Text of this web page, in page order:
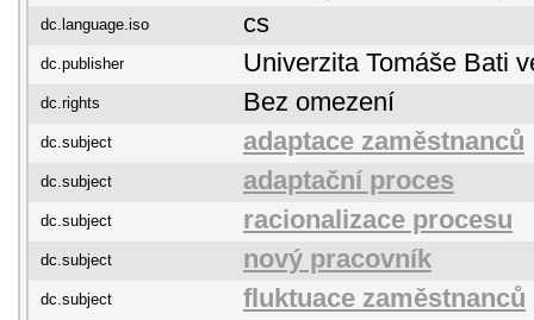
dc.language.iso cs
dc.publisher Univerzita Tomáše Bati
dc.rights Bez omezení
dc.subject adaptace zaměstnanců
dc.subject adaptační proces
dc.subject racionalizace procesu
dc.subject nový pracovník
dc.subject fluktuace zaměstnanců